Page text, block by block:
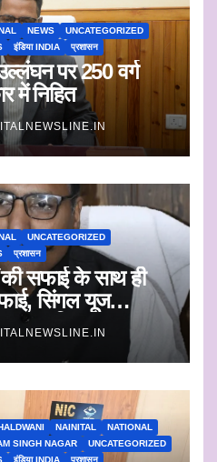
NEWS
UNCATEGORIZED
इंडिया INDIA प्रशासन
पर 250 वर्ग
में निहित
UNCATEGORIZED
प्रशासन
की सफाई के साथ ही
सिंगल यूज
व किया जाएगा
HALDWANI NAINITAL
NATIONAL
SINGH NAGAR
UNCATEGORIZED